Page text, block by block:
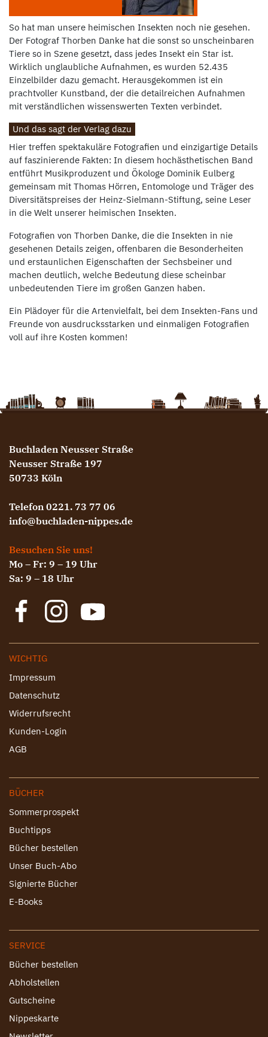
So hat man unsere heimischen Insekten noch nie gesehen.
Der Fotograf Thorben Danke hat die sonst so unscheinbaren
Tiere so in Szene gesetzt, dass jedes Insekt ein Star ist.
Wirklich unglaubliche Aufnahmen, es wurden 52.435
Einzelbilder dazu gemacht. Herausgekommen ist ein
prachtvoller Kunstband, der die detailreichen Aufnahmen
mit verständlichen wissenswerten Texten verbindet.
Und das sagt der Verlag dazu
Hier treffen spektakuläre Fotografien und einzigartige Details
auf faszinierende Fakten: In diesem hochästhetischen Band
entführt Musikproduzent und Ökologe Dominik Eulberg
gemeinsam mit Thomas Hörren, Entomologe und Träger des
Diversitätspreises der Heinz-Sielmann-Stiftung, seine Leser
in die Welt unserer heimischen Insekten.
Fotografien von Thorben Danke, die die Insekten in nie
gesehenen Details zeigen, offenbaren die Besonderheiten
und erstaunlichen Eigenschaften der Sechsbeiner und
machen deutlich, welche Bedeutung diese scheinbar
unbedeutenden Tiere im großen Ganzen haben.
Ein Plädoyer für die Artenvielfalt, bei dem Insekten-Fans und
Freunde von ausdrucksstarken und einmaligen Fotografien
voll auf ihre Kosten kommen!
Buchladen Neusser Straße
Neusser Straße 197
50733 Köln
Telefon 0221. 73 77 06
info@buchladen-nippes.de
Besuchen Sie uns!
Mo – Fr: 9 – 19 Uhr
Sa: 9 – 18 Uhr
WICHTIG
Impressum
Datenschutz
Widerrufsrecht
Kunden-Login
AGB
BÜCHER
Sommerprospekt
Buchtipps
Bücher bestellen
Unser Buch-Abo
Signierte Bücher
E-Books
SERVICE
Bücher bestellen
Abholstellen
Gutscheine
Nippeskarte